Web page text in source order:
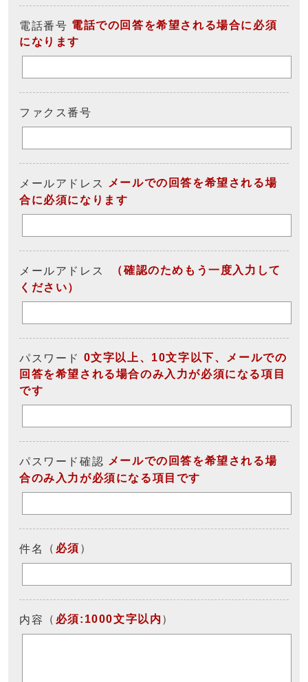
電話番号 電話での回答を希望される場合に必須
になります
ファクス番号
メールアドレス
メールでの回答を希望される場
合に必須になります
メールアドレス
（確認のためもう一度入力して
ください）
パスワード 0文字以上、10文字以下、メールでの
回答を希望される場合のみ入力が必須になる項目
です
パスワード確認 メールでの回答を希望される場
合のみ入力が必須になる項目です
件名 （ 必須 ）
内容 （ 必須:1000文字以内 ）